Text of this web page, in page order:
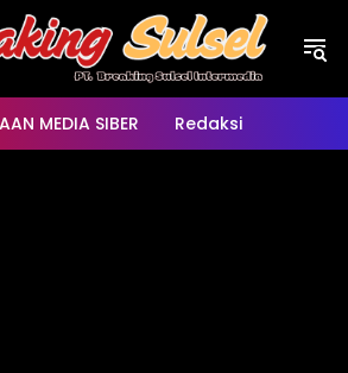
MEDIA SIBER Redaksi